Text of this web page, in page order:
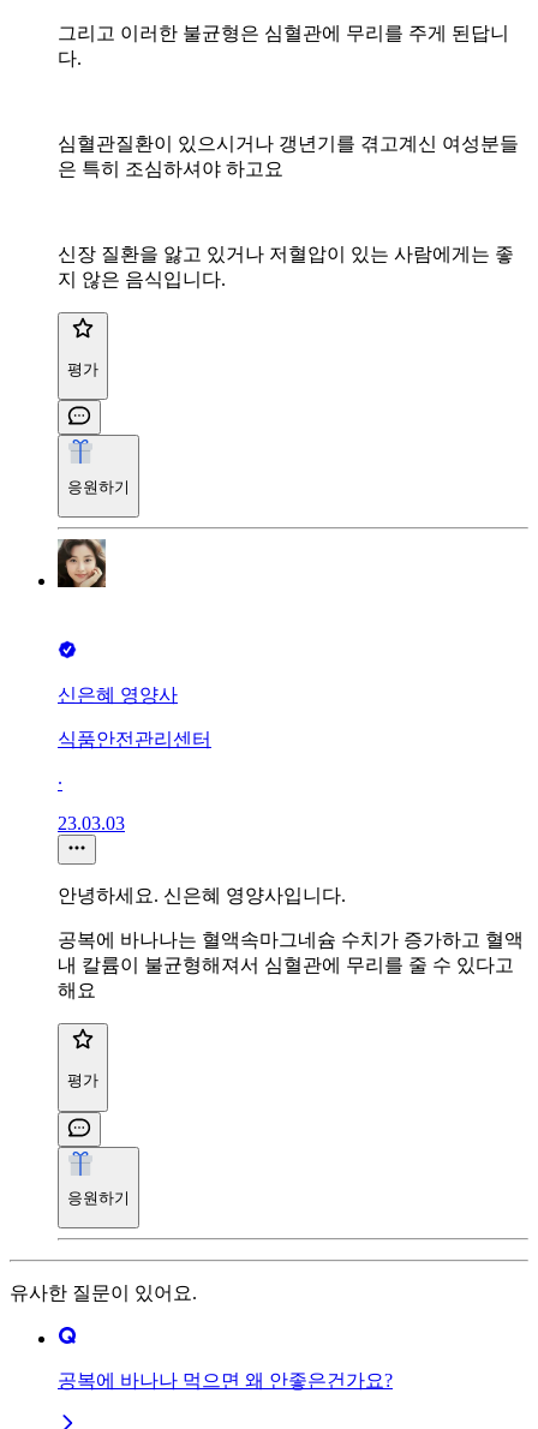
그리고 이러한 불균형은 심혈관에 무리를 주게 된답니
다.
심혈관질환이 있으시거나 갱년기를 겪고계신 여성분들
은 특히 조심하셔야 하고요
신장 질환을 앓고 있거나 저혈압이 있는 사람에게는 좋
지 않은 음식입니다.
평가
응원하기
신은혜 영양사
식품안전관리센터
∙
23.03.03
안녕하세요. 신은혜 영양사입니다.
공복에 바나나는 혈액속마그네슘 수치가 증가하고 혈액
내 칼륨이 불균형해져서 심혈관에 무리를 줄 수 있다고
해요
평가
응원하기
유사한 질문이 있어요.
공복에 바나나 먹으면 왜 안좋은건가요?